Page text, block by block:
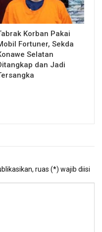
Korban Pakai
Fortuner, Sekda
Selatan
dan Jadi
ruas (*) wajib diisi